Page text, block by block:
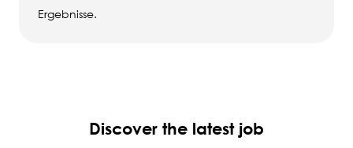
Ergebnisse.
Discover the latest job